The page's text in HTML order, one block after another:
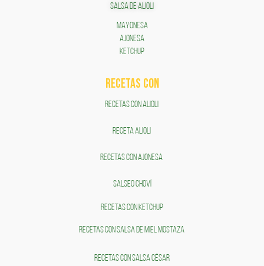
SALSA DE ALIOLI
MAYONESA
AJONESA
KETCHUP
RECETAS COn
RECETAS CON ALIOLI
RECETA ALIOLI
RECETAS CON AJONESA
SALSEO CHOVÍ
RECETAS CON KETCHUP
RECETAS CON SALSA DE MIEL MOSTAZA
RECETAS CON SALSA CÉSAR